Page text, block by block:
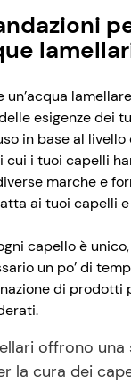
un’acqua
esigenze dei
in base al
cui i tuoi capelli
marche e
ai tuoi capelli
capello è
un po’ di
di prodotti
offrono una
la cura dei